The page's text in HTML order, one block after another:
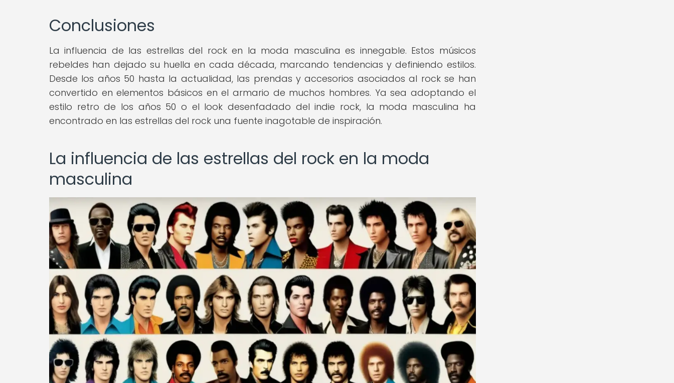
Conclusiones
La influencia de las estrellas del rock en la moda masculina es innegable. Estos músicos
rebeldes han dejado su huella en cada década, marcando tendencias y definiendo estilos.
Desde los años 50 hasta la actualidad, las prendas y accesorios asociados al rock se han
convertido en elementos básicos en el armario de muchos hombres. Ya sea adoptando el
estilo retro de los años 50 o el look desenfadado del indie rock, la moda masculina ha
encontrado en las estrellas del rock una fuente inagotable de inspiración.
La influencia de las estrellas del rock en la moda
masculina